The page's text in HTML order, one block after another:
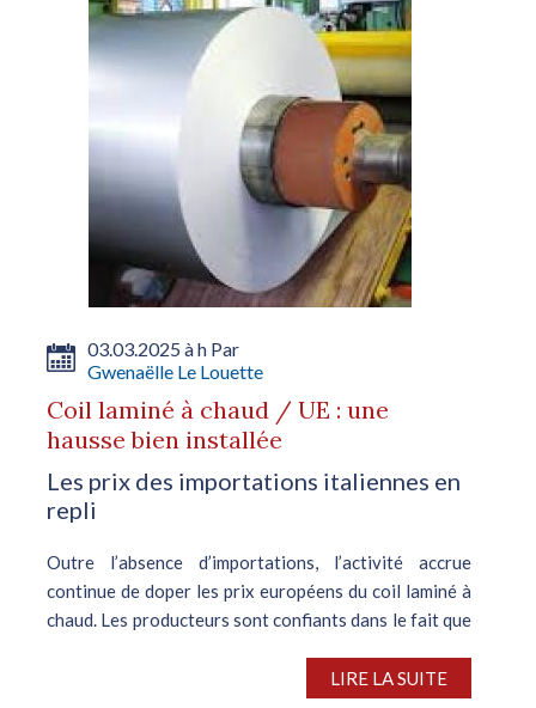
03.03.2025 à h Par
Gwenaëlle Le Louette
Coil laminé à chaud / UE : une
hausse bien installée
Les prix des importations italiennes en
repli
Outre l’absence d’importations, l’activité accrue
continue de doper les prix européens du coil laminé à
chaud. Les producteurs sont confiants dans le fait que
LIRE LA SUITE